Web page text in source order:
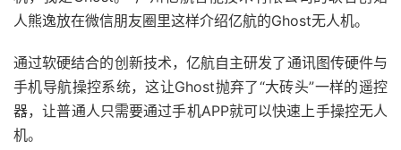
人熊逸放在微信朋友圈里这样介绍亿航的Ghost无人机。
通过软硬结合的创新技术，亿航自主研发了通讯图传硬件与
手机导航操控系统，这让Ghost抛弃了“大砖头”一样的遥控
器，让普通人只需要通过手机APP就可以快速上手操控无人
机。